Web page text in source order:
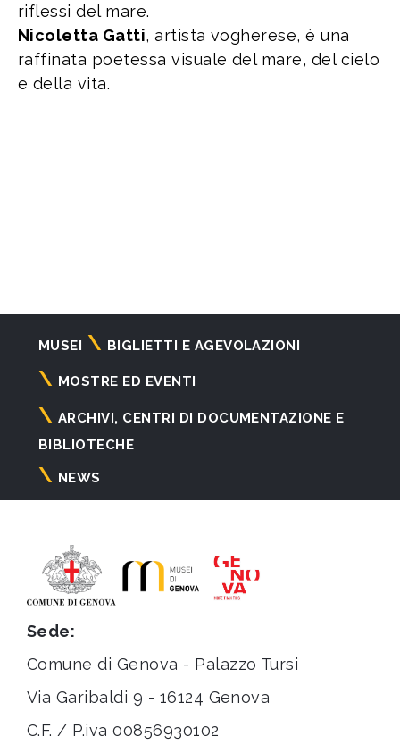
riflessi del mare.
Nicoletta Gatti, artista vogherese, è una
raffinata poetessa visuale del mare, del cielo
e della vita.
Navigazione
principale
MUSEI BIGLIETTI E AGEVOLAZIONI
MOSTRE ED EVENTI
ARCHIVI, CENTRI DI DOCUMENTAZIONE E
BIBLIOTECHE
NEWS
Sede:
Comune di Genova - Palazzo Tursi
Via Garibaldi 9 - 16124 Genova
C.F. / P.iva 00856930102